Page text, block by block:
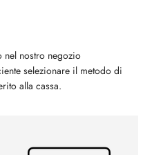
nel nostro negozio
selezionare il metodo di
alla cassa.